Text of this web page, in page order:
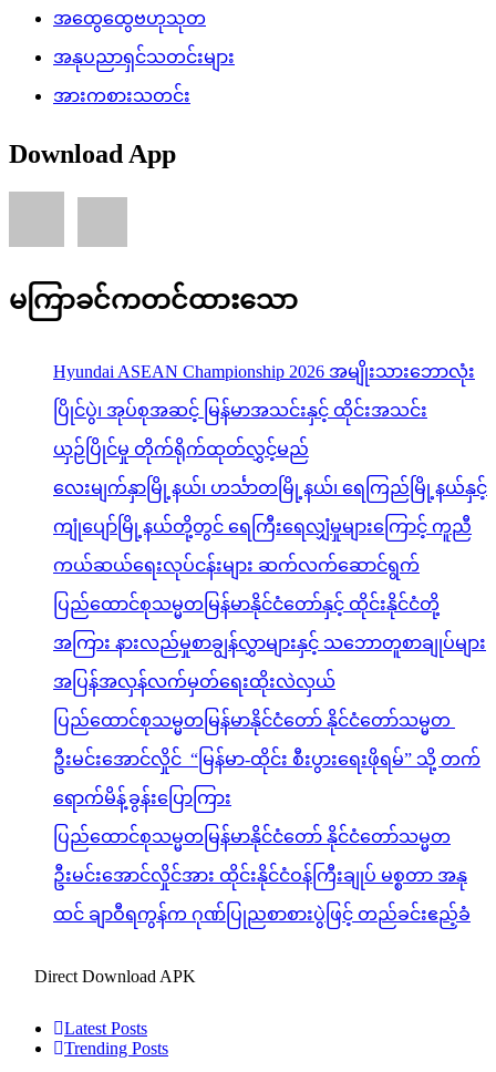
အထွေထွေဗဟုသုတ
အနုပညာရှင်သတင်းများ
အားကစားသတင်း
Download App
မကြာခင်ကတင်ထားသော
Hyundai ASEAN Championship 2026 အမျိုးသားဘောလုံး
ပြိုင်ပွဲ၊ အုပ်စုအဆင့် မြန်မာအသင်းနှင့် ထိုင်းအသင်း
ယှဉ်ပြိုင်မှု တိုက်ရိုက်ထုတ်လွှင့်မည်
လေးမျက်နှာမြို့နယ်၊ ဟင်္သာတမြို့နယ်၊ ရေကြည်မြို့နယ်နှင့်
ကျုံပျော်မြို့နယ်တို့တွင် ရေကြီးရေလျှံမှုများကြောင့် ကူညီ
ကယ်ဆယ်ရေးလုပ်ငန်းများ ဆက်လက်ဆောင်ရွက်
ပြည်ထောင်စုသမ္မတမြန်မာနိုင်ငံတော်နှင့် ထိုင်းနိုင်ငံတို့
အကြား နားလည်မှုစာချွန်လွှာများနှင့် သဘောတူစာချုပ်များ
အပြန်အလှန်လက်မှတ်ရေးထိုးလဲလှယ်
ပြည်ထောင်စုသမ္မတမြန်မာနိုင်ငံတော် နိုင်ငံတော်သမ္မတ
ဦးမင်းအောင်လှိုင် “မြန်မာ-ထိုင်း စီးပွားရေးဖိုရမ်” သို့ တက်
ရောက်မိန့်ခွန်းပြောကြား
ပြည်ထောင်စုသမ္မတမြန်မာနိုင်ငံတော် နိုင်ငံတော်သမ္မတ
ဦးမင်းအောင်လှိုင်အား ထိုင်းနိုင်ငံဝန်ကြီးချုပ် မစ္စတာ အနု
ထင် ချာဝီရကွန်က ဂုဏ်ပြုညစာစားပွဲဖြင့် တည်ခင်းဧည့်ခံ
Direct Download APK
Latest Posts
Trending Posts